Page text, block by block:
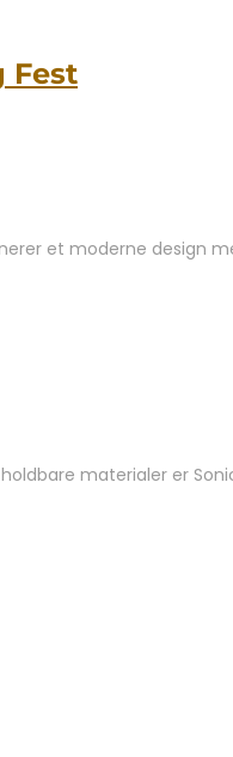
Fest
et moderne design
materialer er